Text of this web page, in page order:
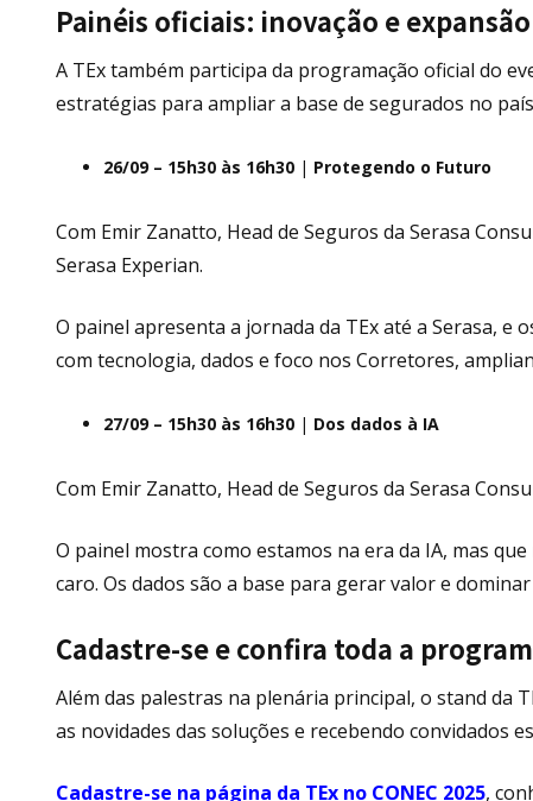
Painéis oficiais: inovação e
A TEx também participa da programação oficial do
estratégias para ampliar a base de segurados no
26/09 – 15h30 às 16h30 | Protegendo o Futuro
Com Emir Zanatto, Head de Seguros da Serasa
Serasa Experian.
O painel apresenta a jornada da TEx até a Serasa,
com tecnologia, dados e foco nos Corretores,
27/09 – 15h30 às 16h30 | Dos dados à IA
Com Emir Zanatto, Head de Seguros da Serasa
O painel mostra como estamos na era da IA, mas
caro. Os dados são a base para gerar valor e
Cadastre-se e confira toda a
Além das palestras na plenária principal, o stand da
as novidades das soluções e recebendo convidados
Cadastre-se na página da TEx no CONEC 2025,